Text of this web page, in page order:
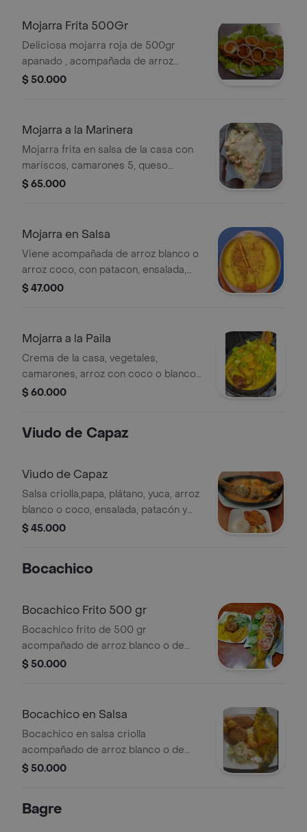
Mojarra Frita 500Gr
Deliciosa mojarra roja de 500gr
apanado , acompañada de arroz
blanco o coco ensalada, patacón, y
$ 50.000
Mojarra a la Marinera
Mojarra frita en salsa de la casa con
mariscos, camarones 5, queso
gratinado, arroz con coco o blanco,
$ 65.000
Mojarra en Salsa
Viene acompañada de arroz blanco o
arroz coco, con patacon, ensalada,
sancocho de pescado, en una salsa
$ 47.000
Mojarra a la Paila
Crema de la casa, vegetales,
camarones, arroz con coco o blanco,
patacón y sancocho de pescado.
$ 60.000
Viudo de Capaz
Viudo de Capaz
Salsa criolla,papa, plátano, yuca, arroz
blanco o coco, ensalada, patacón y
sancocho de pescado.
$ 45.000
Bocachico
Bocachico Frito 500 gr
Bocachico frito de 500 gr
acompañado de arroz blanco o de
coco, patacón, ensalada y sancocho
$ 50.000
Bocachico en Salsa
Bocachico en salsa criolla
acompañado de arroz blanco o de
coco, patacón, ensalada y sancocho
$ 50.000
Bagre